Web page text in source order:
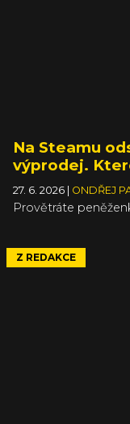
Na Steamu
výprodej.
27. 6. 2026 ONDŘEJ
Provětráte
Z REDAKCE